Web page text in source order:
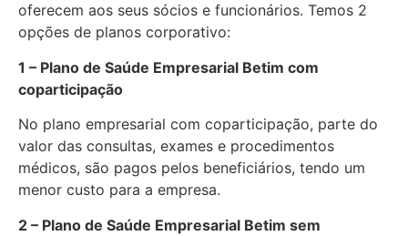
oferecem aos seus sócios e funcionários. Temos 2
opções de planos corporativo:
1 – Plano de Saúde Empresarial Betim com
coparticipação
No plano empresarial com coparticipação, parte do
valor das consultas, exames e procedimentos
médicos, são pagos pelos beneficiários, tendo um
menor custo para a empresa.
2 – Plano de Saúde Empresarial Betim sem